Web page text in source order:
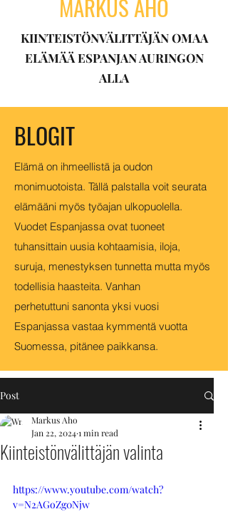
MARKUS AHO
KIINTEISTÖNVÄLITTÄJÄN OMAA
ELÄMÄÄ ESPANJAN AURINGON
ALLA
BLOGIT
Elämä on ihmeellistä ja oudon
monimuotoista. Tällä palstalla voit seurata
elämääni myös työajan ulkopuolella.
Vuodet Espanjassa ovat tuoneet
tuhansittain uusia kohtaamisia, iloja,
suruja, menestyksen tunnetta mutta myös
todellisia haasteita. Vanhan
perhetuttuni sanonta yksi vuosi
Espanjassa vastaa kymmentä vuotta
Suomessa, pitänee paikkansa.
Post
Kiinteistönvälittäjän valinta
Markus Aho
Jan 22, 20241 min read
https://www.youtube.com/watch?
v=N2AGoZg0Njw